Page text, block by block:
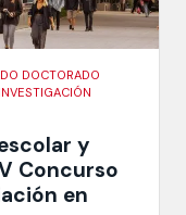
DOCTORADO
y
Concurso
en